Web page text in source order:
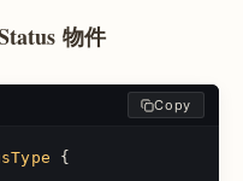
物件
Copy
{